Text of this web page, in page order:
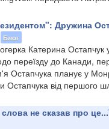
Дружина
Блог
Катерина Остапчук
переїзду до Канади,
Остапчука планує у
Остапчука від першого
слова не сказав про